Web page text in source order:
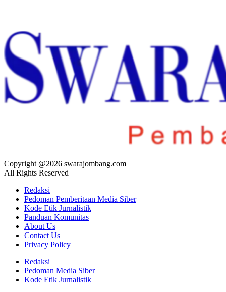
Copyright @2026 swarajombang.com
All Rights Reserved
Redaksi
Pedoman Pemberitaan Media Siber
Kode Etik Jurnalistik
Panduan Komunitas
About Us
Contact Us
Privacy Policy
Redaksi
Pedoman Media Siber
Kode Etik Jurnalistik